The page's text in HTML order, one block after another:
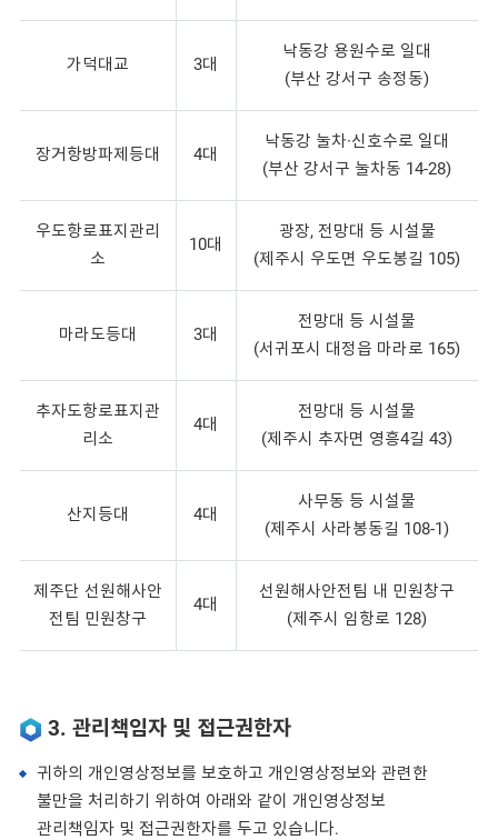
가덕대교 3대
낙동강 용원수로 일대
(부산 강서구 송정동)
장거항방파제등대 4대
낙동강 눌차·신호수로 일대
(부산 강서구 눌차동 14-28)
우도항로표지관리
소
10대
광장, 전망대 등 시설물
(제주시 우도면 우도봉길 105)
마라도등대 3대
전망대 등 시설물
(서귀포시 대정읍 마라로 165)
추자도항로표지관
리소
4대
전망대 등 시설물
(제주시 추자면 영흥4길 43)
산지등대 4대
사무동 등 시설물
(제주시 사라봉동길 108-1)
제주단 선원해사안
전팀 민원창구
4대
선원해사안전팀 내 민원창구
(제주시 임항로 128)
3. 관리책임자 및 접근권한자
귀하의 개인영상정보를 보호하고 개인영상정보와 관련한
불만을 처리하기 위하여 아래와 같이 개인영상정보
관리책임자 및 접근권한자를 두고 있습니다.